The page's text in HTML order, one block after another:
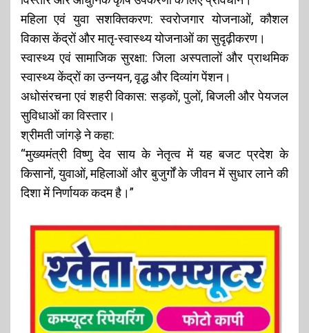
महिला एवं युवा सशक्तिकरण: स्वरोजगार योजनाओं, कौशल
विकास केंद्रों और मातृ-स्वास्थ्य योजनाओं का सुदृढ़ीकरण।
स्वास्थ्य एवं सामाजिक सुरक्षा: जिला अस्पतालों और प्राथमिक
स्वास्थ्य केंद्रों का उन्नयन, वृद्ध और दिव्यांग पेंशन।
अधोसंरचना एवं शहरी विकास: सड़कों, पुलों, बिजली और पेयजल
सुविधाओं का विस्तार।
श्रीमती जांगड़े ने कहा:
“मुख्यमंत्री विष्णु देव साय के नेतृत्व में यह बजट प्रदेश के
किसानों, युवाओं, महिलाओं और बुजुर्गों के जीवन में सुधार लाने की
दिशा में निर्णायक कदम है।”